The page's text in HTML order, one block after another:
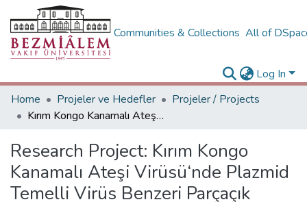
Communities & Collections All of
Log In
Home
Projeler ve Hedefler
Projeler / Projects
Kırım Kongo Kanamalı Ateşi Virüsü‘nde Plazmid Temelli Virüs Benzeri Parçaçık Oluşturulması.
Research Project: Kırım Kongo
Kanamalı Ateşi Virüsü‘nde Plazmid
Temelli Virüs Benzeri Parçaçık